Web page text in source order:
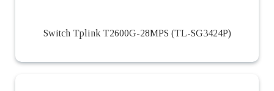
Switch Tplink T2600G-28MPS (TL-SG3424P)